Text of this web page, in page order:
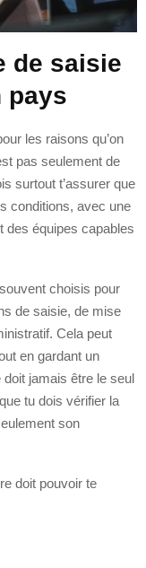
de saisie
pays
les raisons qu’on
pas seulement de
surtout t’assurer que
conditions, avec une
des équipes capables
choisis pour
de saisie, de mise
Cela peut
en gardant un
jamais être le seul
tu dois vérifier la
son
doit pouvoir te